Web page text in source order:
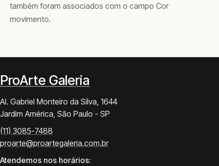
também foram associados com o campo Cor
movimento.
ProArte Galeria
Al. Gabriel Monteiro da Silva, 1644
Jardim América, São Paulo - SP
(11) 3085-7488
proarte@proartegaleria.com.br
Atendemos nos horários: